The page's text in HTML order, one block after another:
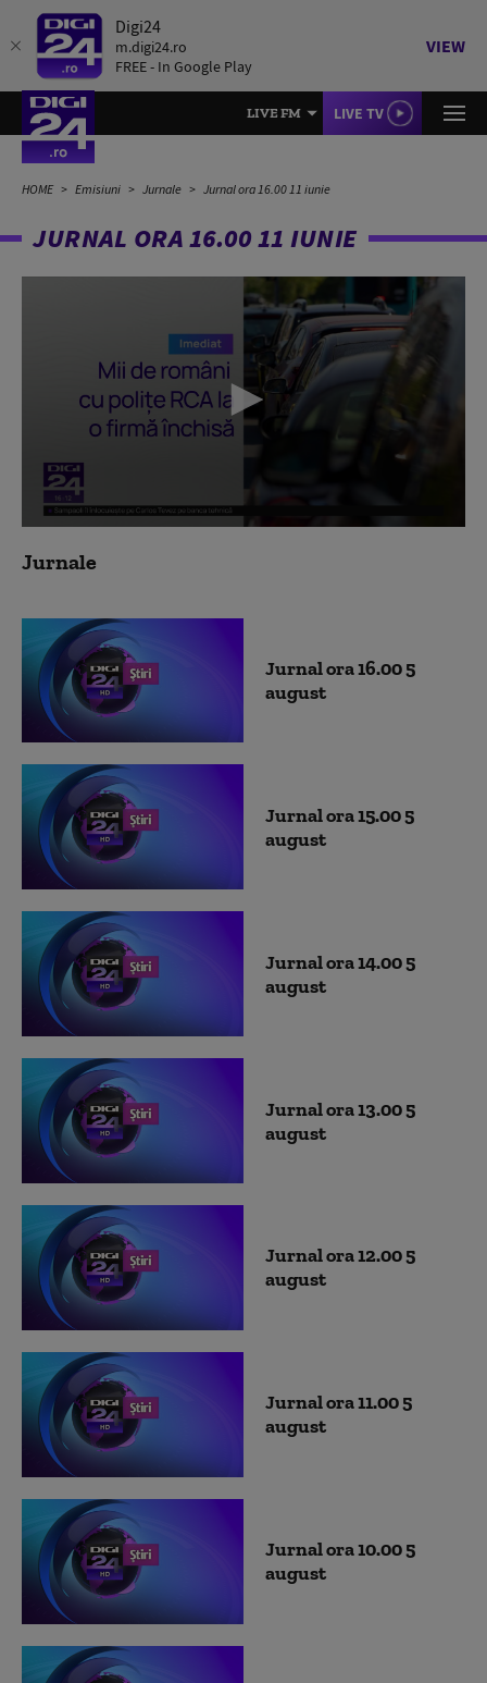
Digi24
m.digi24.ro
FREE - In Google Play
VIEW
LIVE FM LIVE TV
HOME Emisiuni Jurnale Jurnal ora 16.00 11 iunie
JURNAL ORA 16.00 11 IUNIE
seconds
of
Jurnale
Jurnal ora 16.00 5
august
Jurnal ora 15.00 5
august
Jurnal ora 14.00 5
august
Jurnal ora 13.00 5
august
Jurnal ora 12.00 5
august
Jurnal ora 11.00 5
august
Jurnal ora 10.00 5
august